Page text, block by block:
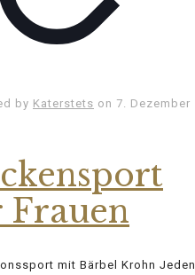
by Katerstets on 7. Dezember
Frauen
mit Bärbel Krohn Jeden